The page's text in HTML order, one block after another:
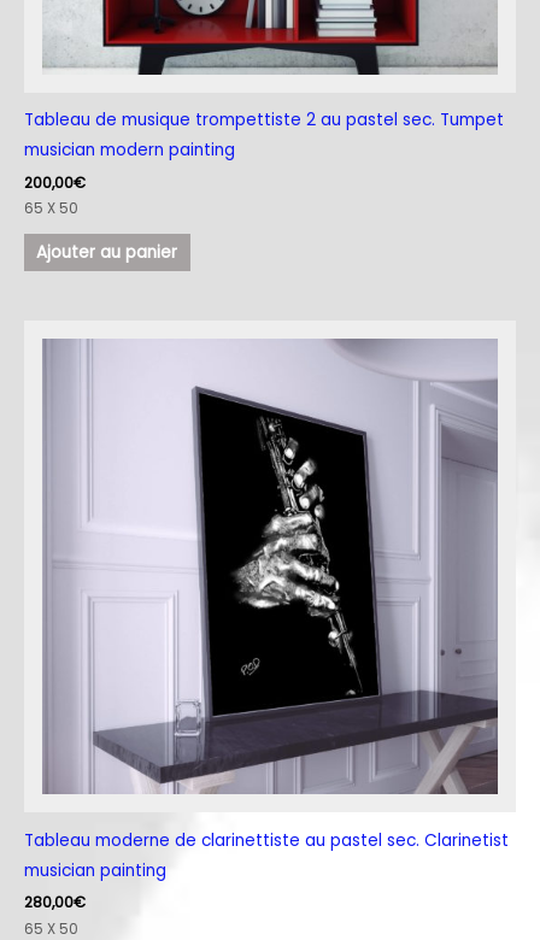
Tableau de musique trompettiste 2 au pastel sec. Tumpet
musician modern painting
200,00€
65 X 50
Ajouter au panier
Tableau moderne de clarinettiste au pastel sec. Clarinetist
musician painting
280,00€
65 X 50